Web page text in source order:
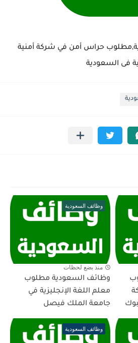
حراس أمن في شركة أمنية
فى السعودية
وظائف السعودية
منذ بضع لحظات
وظائف السعودية مطلوب
معلم اللغة الإنجليزية في
جامعة الملك فيصل
وظائف السعودية